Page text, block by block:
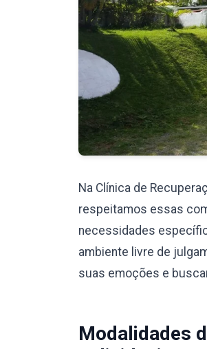
Na Clínica de
respeitamos essas
necessidades
ambiente livre de
suas emoções e
Modalidades